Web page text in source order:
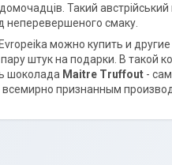
Такий
неперевершеного смаку.
можно купить и другие
штук на подарки. В такой
шоколада Maitre Truffout -
всемирно признанным